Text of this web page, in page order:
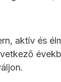
aktív és